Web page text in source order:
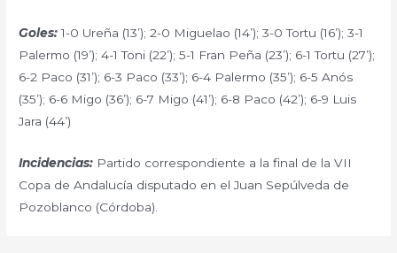
Goles:1-0 Ureña (13’); 2-0 Miguelao (14’); 3-0 Tortu (16’); 3-1
Palermo (19’); 4-1 Toni (22’); 5-1 Fran Peña (23’); 6-1 Tortu (27’);
6-2 Paco (31’); 6-3 Paco (33’); 6-4 Palermo (35’); 6-5 Anós
(35’); 6-6 Migo (36’); 6-7 Migo (41’); 6-8 Paco (42’); 6-9 Luis
Jara (44’)
Incidencias: Partido correspondiente a la final de la VII
Copa de Andalucía disputado en el Juan Sepúlveda de
Pozoblanco (Córdoba).